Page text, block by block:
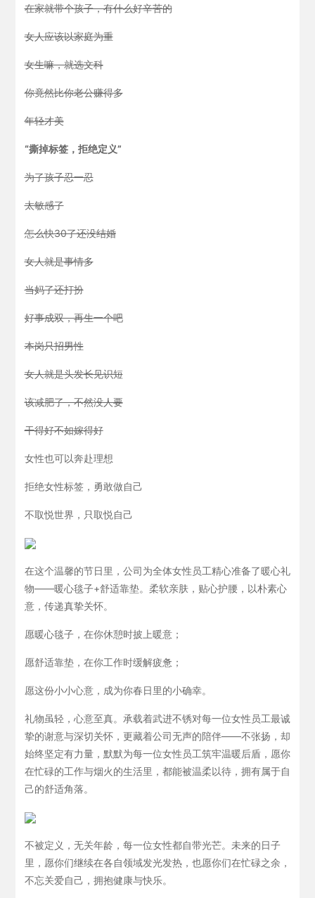
在家就带个孩子，有什么好辛苦的
女人应该以家庭为重
女生嘛，就选文科
你竟然比你老公赚得多
年轻才美
“撕掉标签，拒绝定义”
为了孩子忍一忍
太敏感了
怎么快30了还没结婚
女人就是事情多
当妈了还打扮
好事成双，再生一个吧
本岗只招男性
女人就是头发长见识短
该减肥了，不然没人要
干得好不如嫁得好
女性也可以奔赴理想
拒绝女性标签，勇敢做自己
不取悦世界，只取悦自己
在这个温馨的节日里，公司为全体女性员工精心准备了暖心礼
物——暖心毯子+舒适靠垫。柔软亲肤，贴心护腰，以朴素心
意，传递真挚关怀。
愿暖心毯子，在你休憩时披上暖意；
愿舒适靠垫，在你工作时缓解疲惫；
愿这份小小心意，成为你春日里的小确幸。
礼物虽轻，心意至真。承载着武进不锈对每一位女性员工最诚
挚的谢意与深切关怀，更藏着公司无声的陪伴——不张扬，却
始终坚定有力量，默默为每一位女性员工筑牢温暖后盾，愿你
在忙碌的工作与烟火的生活里，都能被温柔以待，拥有属于自
己的舒适角落。
不被定义，无关年龄，每一位女性都自带光芒。未来的日子
里，愿你们继续在各自领域发光发热，也愿你们在忙碌之余，
不忘关爱自己，拥抱健康与快乐。